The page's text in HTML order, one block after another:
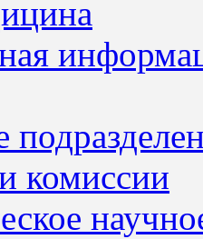
комиссии